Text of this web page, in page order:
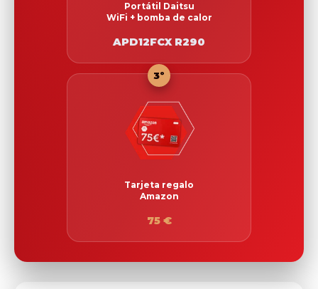
Portátil Daitsu
WiFi + bomba de calor
APD12FCX R290
3º
Tarjeta regalo
Amazon
75 €